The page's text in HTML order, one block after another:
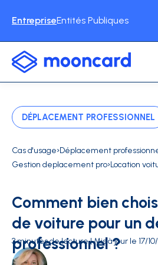
EntrepriseEntités Publiques
DÉPLACEMENT PROFESSIONNEL
Cas d'usage›Déplacement
Gestion deplacement pro›Location
Comment bien
de voiture pour un
professionnel ?
3 minutes de lecture | Mis à jour le 17/